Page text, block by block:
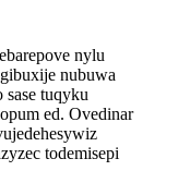
nylu
nubuwa
sase tuqyku
ed. Ovedinar
todemisepi